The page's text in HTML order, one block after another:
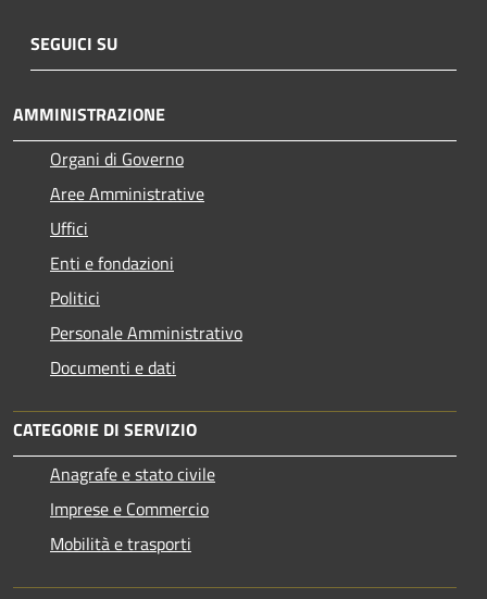
SEGUICI SU
AMMINISTRAZIONE
Organi di Governo
Aree Amministrative
Uffici
Enti e fondazioni
Politici
Personale Amministrativo
Documenti e dati
CATEGORIE DI SERVIZIO
Anagrafe e stato civile
Imprese e Commercio
Mobilità e trasporti